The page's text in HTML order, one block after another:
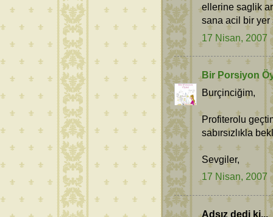
ellerine saglik
sana acil bir
17 Nisan, 2007
Bir Porsiyon
Burçinciğim,
Profiterolu
sabırsızlıkla
Sevgiler,
17 Nisan, 2007
Adsız dedi ki...